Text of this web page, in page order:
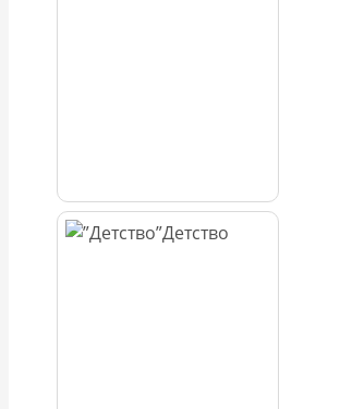
Детство